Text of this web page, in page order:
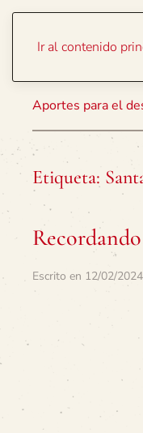
Ir al contenido
Aportes para el
Etiqueta:
Escrito en 12/02/2024